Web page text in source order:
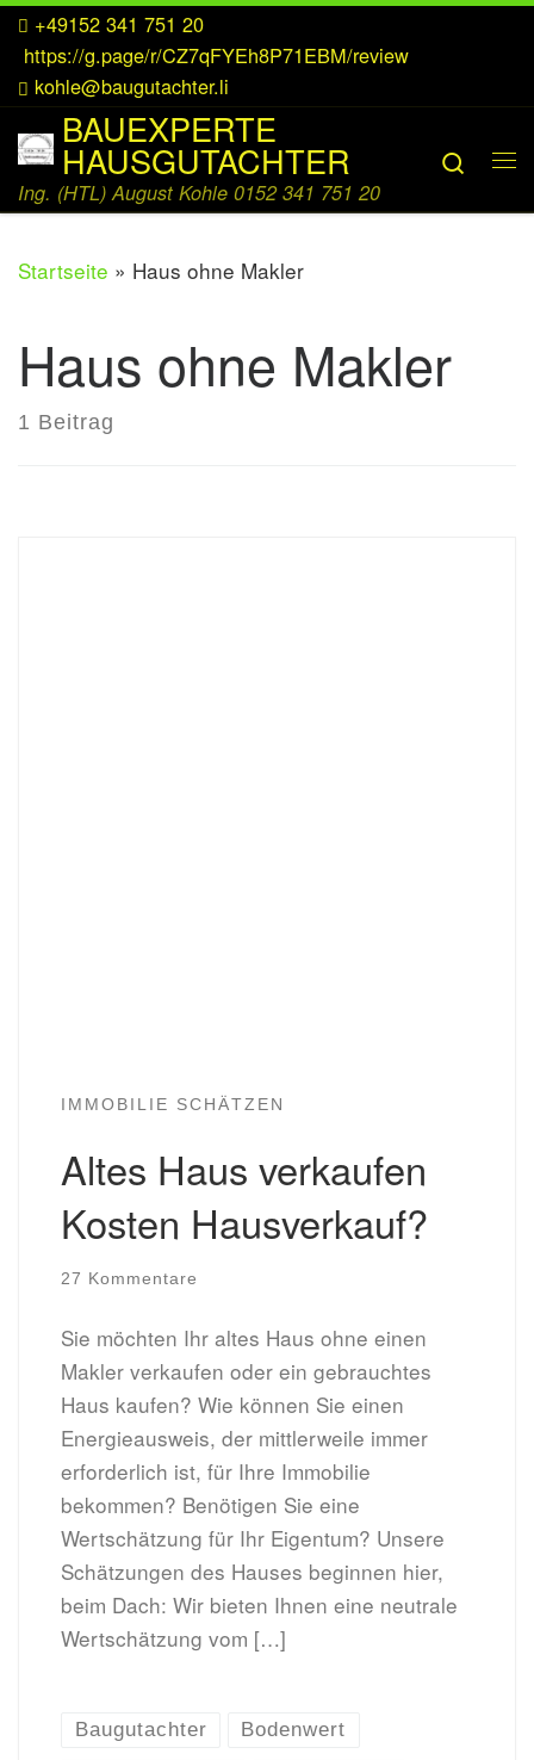
Zum Inhalt springen
+49152 341 751 20
https://g.page/r/CZ7qFYEh8P71EBM/review
kohle@baugutachter.li
BAUEXPERTE
HAUSGUTACHTER
Ing. (HTL) August Kohle 0152 341 751 20
Search
Startseite » Haus ohne Makler
Haus ohne Makler
1 Beitrag
IMMOBILIE SCHÄTZEN
Altes Haus verkaufen
Kosten Hausverkauf?
27 Kommentare
Sie möchten Ihr altes Haus ohne einen
Makler verkaufen oder ein gebrauchtes
Haus kaufen? Wie können Sie einen
Energieausweis, der mittlerweile immer
erforderlich ist, für Ihre Immobilie
bekommen? Benötigen Sie eine
Wertschätzung für Ihr Eigentum? Unsere
Schätzungen des Hauses beginnen hier,
beim Dach: Wir bieten Ihnen eine neutrale
Wertschätzung vom […]
Baugutachter Bodenwert